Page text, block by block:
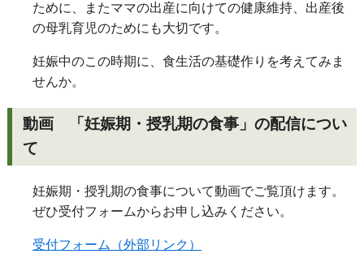
ために、またママの出産に向けての健康維持、出産後
の母乳育児のためにも大切です。
妊娠中のこの時期に、食生活の基礎作りを考えてみま
せんか。
動画 「妊娠期・授乳期の食事」の配信につい
て
妊娠期・授乳期の食事について動画でご覧頂けます。
ぜひ受付フォームからお申し込みください。
受付フォーム（外部リンク）